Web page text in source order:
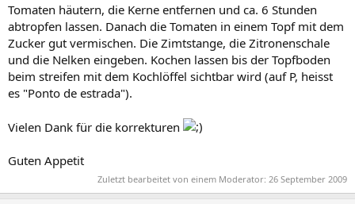
Tomaten häutern, die Kerne entfernen und ca. 6 Stunden
abtropfen lassen. Danach die Tomaten in einem Topf mit dem
Zucker gut vermischen. Die Zimtstange, die Zitronenschale
und die Nelken eingeben. Kochen lassen bis der Topfboden
beim streifen mit dem Kochlöffel sichtbar wird (auf P, heisst
es "Ponto de estrada").
Vielen Dank für die korrekturen
Guten Appetit
Zuletzt bearbeitet von einem Moderator: 26 September 2009